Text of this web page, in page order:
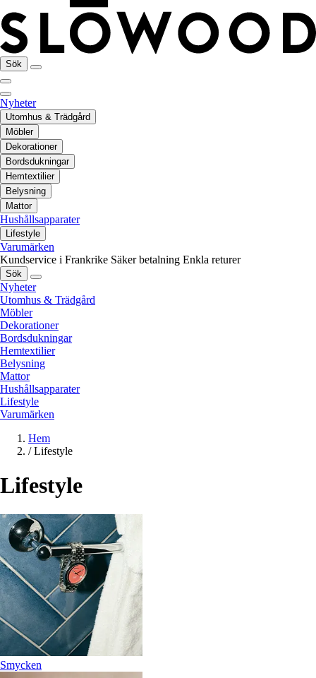
Sök
Nyheter
Utomhus & Trädgård
Möbler
Dekorationer
Bordsdukningar
Hemtextilier
Belysning
Mattor
Hushållsapparater
Lifestyle
Varumärken
Kundservice i Frankrike Säker betalning Enkla returer
Sök
Nyheter
Utomhus & Trädgård
Möbler
Dekorationer
Bordsdukningar
Hemtextilier
Belysning
Mattor
Hushållsapparater
Lifestyle
Varumärken
Hem
/ Lifestyle
Lifestyle
Smycken